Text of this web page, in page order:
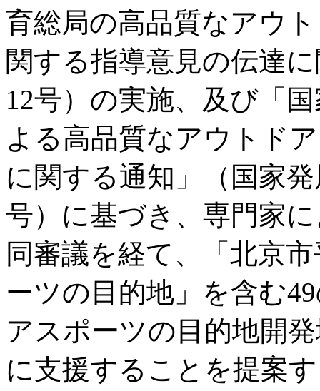
育総局の高品質なアウ
関する指導意見の伝達
12号）の実施、及び「
よる高品質なアウトド
に関する通知」（国家
号）に基づき、専門家
同審議を経て、「北京
ーツの目的地」を含む
アスポーツの目的地開
に支援することを提案